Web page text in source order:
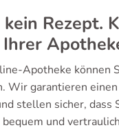
Rezept.
Apotheke können
Wir garantieren
stellen sicher, dass
und